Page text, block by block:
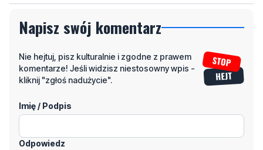
Napisz swój komentarz
Nie hejtuj, pisz kulturalnie i zgodne z prawem
komentarze! Jeśli widzisz niestosowny wpis -
kliknij "zgłoś nadużycie".
Imię / Podpis
Odpowiedz